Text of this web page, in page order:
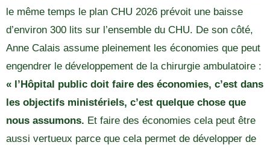
le même temps le plan CHU 2026 prévoit une baisse
d’environ 300 lits sur l’ensemble du CHU. De son côté,
Anne Calais assume pleinement les économies que peut
engendrer le développement de la chirurgie ambulatoire :
« l’Hôpital public doit faire des économies, c’est dans
les objectifs ministériels, c’est quelque chose que
nous assumons. Et faire des économies cela peut être
aussi vertueux parce que cela permet de développer de